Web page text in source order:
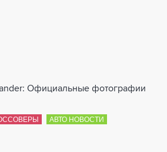
Официальные фотографии
АВТО НОВОСТИ